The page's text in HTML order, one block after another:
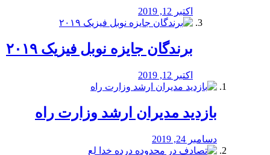
اکتبر 12, 2019
برندگان جایزه نوبل فیزیک ۲۰۱۹
اکتبر 12, 2019
بازدید مدیران ارشد وزارت راه
دسامبر 24, 2019